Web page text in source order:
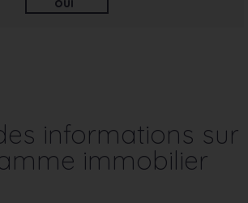
informations sur
immobilier